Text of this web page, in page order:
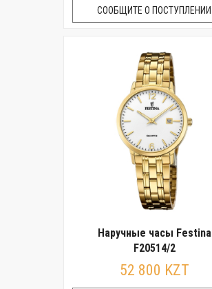
СООБЩИТЕ О ПОСТУПЛЕНИИ
Наручные часы Festina
F20514/2
52 800 KZT